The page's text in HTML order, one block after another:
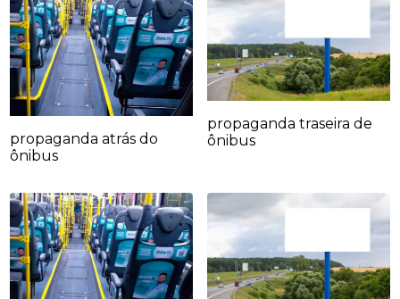
propaganda atrás do
ônibus
propaganda traseira de
ônibus